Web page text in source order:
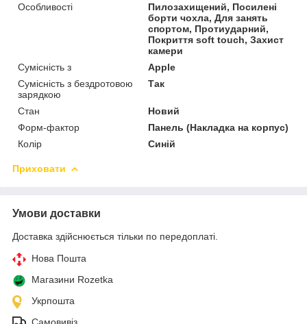
Особливості
Пилозахищений, Посилені
борти чохла, Для занять
спортом, Протиударний,
Покриття soft touch, Захист
камери
Сумісність з
Apple
Сумісність з бездротовою
зарядкою
Так
Стан
Новий
Форм-фактор
Панель (Накладка на корпус)
Колір
Синій
Приховати
Умови доставки
Доставка здійснюється тільки по передоплаті.
Нова Пошта
Магазини Rozetka
Укрпошта
Самовивіз